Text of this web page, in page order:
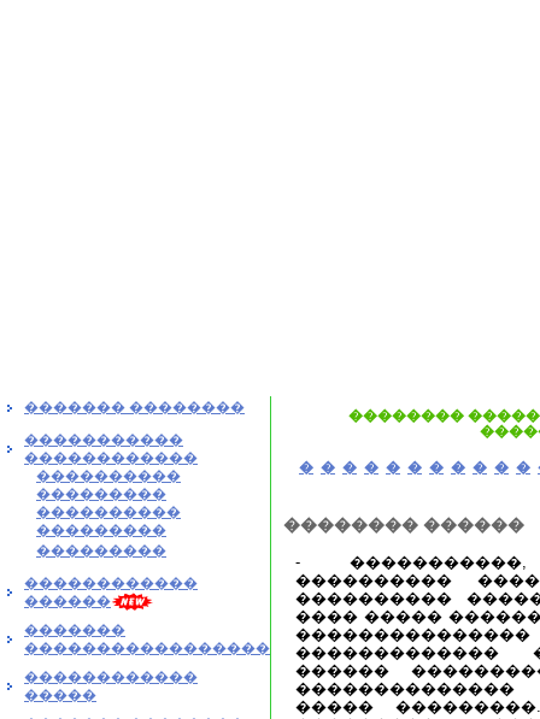
������� ��������
�����������
������������
����������
���������
����������
���������
���������
������������
������
�������
�����������������
������������
�����
��������
� � � � � � � � � � �
�������� ������
- �����������,
����������
����������
���� �����
������
�����